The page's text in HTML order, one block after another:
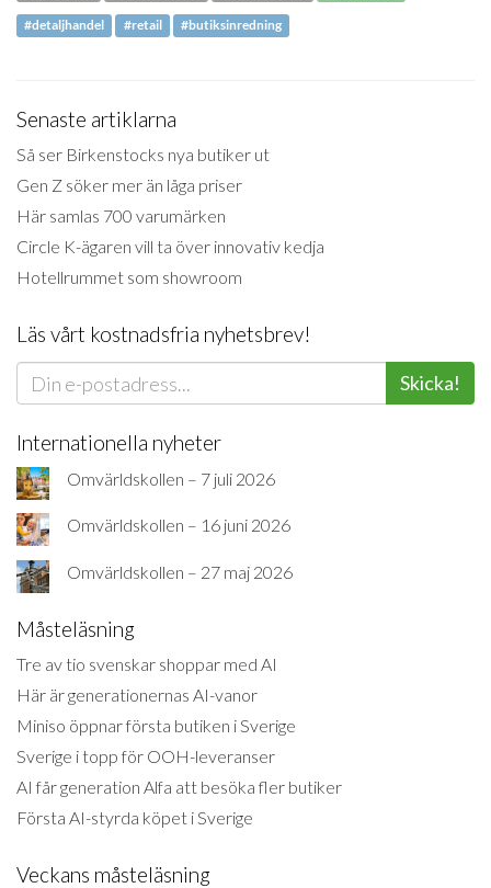
#detaljhandel #retail #butiksinredning
Senaste artiklarna
Så ser Birkenstocks nya butiker ut
Gen Z söker mer än låga priser
Här samlas 700 varumärken
Circle K-ägaren vill ta över innovativ kedja
Hotellrummet som showroom
Läs vårt kostnadsfria nyhetsbrev!
Skicka!
Internationella nyheter
Omvärldskollen – 7 juli 2026
Omvärldskollen – 16 juni 2026
Omvärldskollen – 27 maj 2026
Måsteläsning
Tre av tio svenskar shoppar med AI
Här är generationernas AI-vanor
Miniso öppnar första butiken i Sverige
Sverige i topp för OOH-leveranser
AI får generation Alfa att besöka fler butiker
Första AI-styrda köpet i Sverige
Veckans måsteläsning